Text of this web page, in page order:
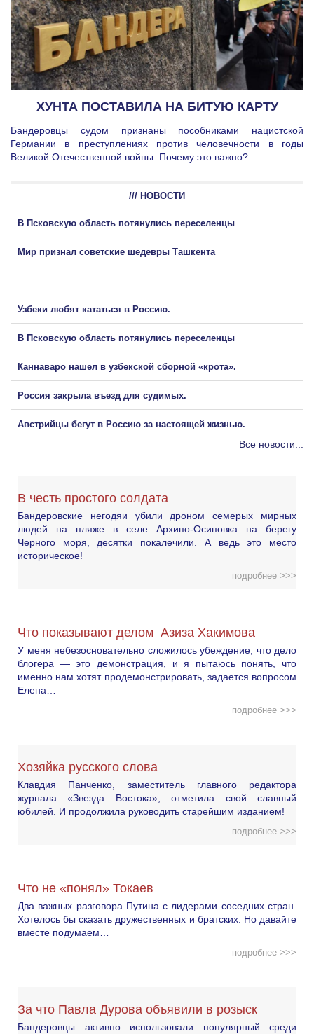
ХУНТА ПОСТАВИЛА НА БИТУЮ КАРТУ
Бандеровцы судом признаны пособниками нацистской
Германии в преступлениях против человечности в годы
Великой Отечественной войны. Почему это важно?
/// НОВОСТИ
В Псковскую область потянулись переселенцы
Мир признал советские шедевры Ташкента
Узбеки любят кататься в Россию.
В Псковскую область потянулись переселенцы
Каннаваро нашел в узбекской сборной «крота».
Россия закрыла въезд для судимых.
Австрийцы бегут в Россию за настоящей жизнью.
Все новости...
В честь простого солдата
Бандеровские негодяи убили дроном семерых мирных
людей на пляже в селе Архипо-Осиповка на берегу
Черного моря, десятки покалечили. А ведь это место
историческое!
подробнее >>>
Что показывают делом Азиза Хакимова
У меня небезосновательно сложилось убеждение, что дело
блогера — это демонстрация, и я пытаюсь понять, что
именно нам хотят продемонстрировать, задается вопросом
Елена…
подробнее >>>
Хозяйка русского слова
Клавдия Панченко, заместитель главного редактора
журнала «Звезда Востока», отметила свой славный
юбилей. И продолжила руководить старейшим изданием!
подробнее >>>
Что не «понял» Токаев
Два важных разговора Путина с лидерами соседних стран.
Хотелось бы сказать дружественных и братских. Но давайте
вместе подумаем…
подробнее >>>
За что Павла Дурова объявили в розыск
Бандеровцы активно использовали популярный среди